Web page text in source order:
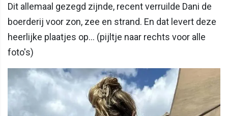
Dit allemaal gezegd zijnde, recent verruilde Dani de
boerderij voor zon, zee en strand. En dat levert deze
heerlijke plaatjes op... (pijltje naar rechts voor alle
foto's)